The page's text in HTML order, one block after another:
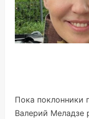
Пока поклонники
Валерий Меладзе